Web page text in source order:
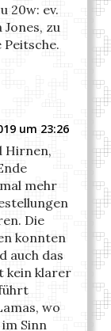
20w: ev.
zu
um 23:26
Hirnen,
mehr
Die
konnten
auch das
kein klarer
wo
Sinn